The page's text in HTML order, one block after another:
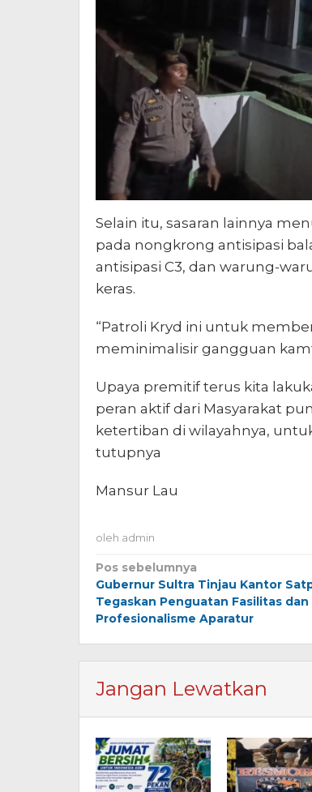
Selain itu, sasaran lainnya
pada nongkrong antisipasi
antisipasi C3, dan warung-
keras.
“Patroli Kryd ini untuk
meminimalisir gangguan
Upaya premitif terus kita
peran aktif dari Masyarakat
ketertiban di wilayahnya,
tutupnya
Mansur Lau
oleh admin
Navigasi
pos
Pos sebelumnya
Gubernur Sultra Tinjau Kantor
Tegaskan Penguatan Fasilitas dan
Profesionalisme Aparatur
Jangan Lewatkan